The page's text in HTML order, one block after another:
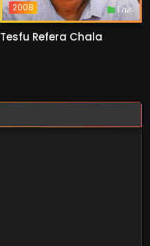
2008 1 ስራ
Tesfu Refera Chala